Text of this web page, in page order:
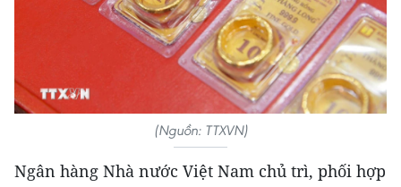
(Nguồn: TTXVN)
Ngân hàng Nhà nước Việt Nam chủ trì, phối hợp